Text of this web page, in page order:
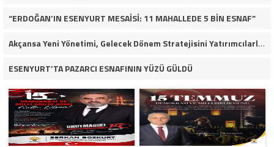
“ERDOĞAN’IN ESENYURT MESAİSİ: 11 MAHALLEDE 5 BİN ESNAF”
Akçansa Yeni Yönetimi, Gelecek Dönem Stratejisini Yatırımcılarla Paylaştı
ESENYURT’TA PAZARCI ESNAFININ YÜZÜ GÜLDÜ